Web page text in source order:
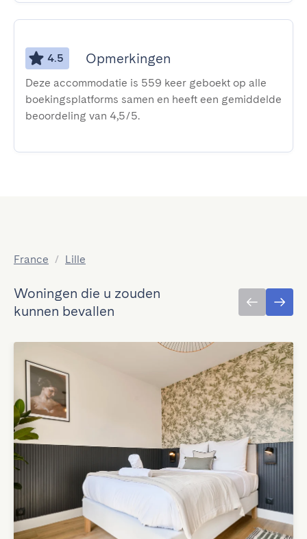
4.5 Opmerkingen
Deze accommodatie is 559 keer geboekt op alle
boekingsplatforms samen en heeft een gemiddelde
beoordeling van 4,5/5.
France / Lille
Woningen die u zouden
kunnen bevallen